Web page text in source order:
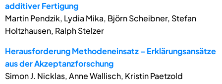
additiver Fertigung
Martin Pendzik, Lydia Mika, Björn Scheibner, Stefan
Holtzhausen, Ralph Stelzer
Herausforderung Methodeneinsatz – Erklärungsansätze
aus der Akzeptanzforschung
Simon J. Nicklas, Anne Wallisch, Kristin Paetzold